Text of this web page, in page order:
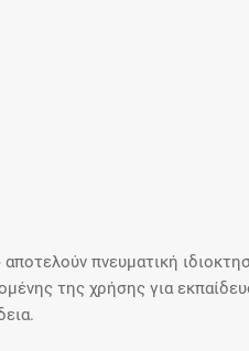
πνευματική
της χρήσης για